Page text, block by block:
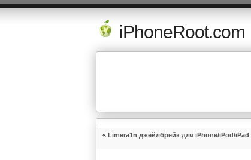
iPhoneRoot.com
« Limera1n джейлбрейк для iPhone/iPod/iPad